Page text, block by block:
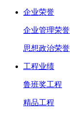
企业荣誉
企业管理荣誉
思想政治荣誉
工程业绩
鲁班奖工程
精品工程